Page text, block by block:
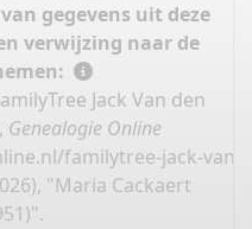
gegevens uit deze
verwijzing naar de
Jack Van den
Genealogie Online
familytree-jack-van-
"Maria Cackaert